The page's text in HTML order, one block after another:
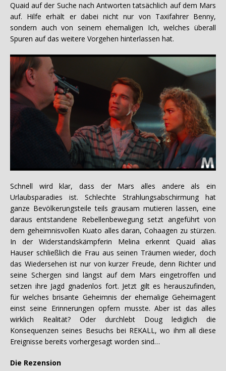
Quaid auf der Suche nach Antworten tatsächlich auf dem Mars
auf. Hilfe erhält er dabei nicht nur von Taxifahrer Benny,
sondern auch von seinem ehemaligen Ich, welches überall
Spuren auf das weitere Vorgehen hinterlassen hat.
Schnell wird klar, dass der Mars alles andere als ein
Urlaubsparadies ist. Schlechte Strahlungsabschirmung hat
ganze Bevölkerungsteile teils grausam mutieren lassen, eine
daraus entstandene Rebellenbewegung setzt angeführt von
dem geheimnisvollen Kuato alles daran, Cohaagen zu stürzen.
In der Widerstandskämpferin Melina erkennt Quaid alias
Hauser schließlich die Frau aus seinen Träumen wieder, doch
das Wiedersehen ist nur von kurzer Freude, denn Richter und
seine Schergen sind längst auf dem Mars eingetroffen und
setzen ihre Jagd gnadenlos fort. Jetzt gilt es herauszufinden,
für welches brisante Geheimnis der ehemalige Geheimagent
einst seine Erinnerungen opfern musste. Aber ist das alles
wirklich Realität? Oder durchlebt Doug lediglich die
Konsequenzen seines Besuchs bei REKALL, wo ihm all diese
Ereignisse bereits vorhergesagt worden sind…
Die Rezension